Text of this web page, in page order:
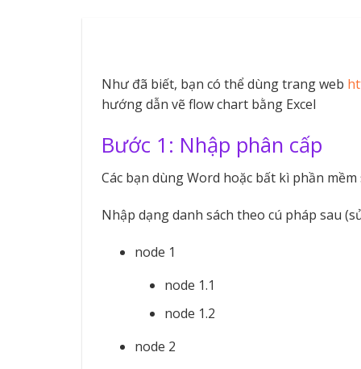
Như đã biết, bạn có thể dùng trang web
hướng dẫn vẽ flow chart bằng Excel
Bước 1: Nhập phân cấp
Các bạn dùng Word hoặc bất kì phần
Nhập dạng danh sách theo cú pháp sau
node 1
node 1.1
node 1.2
node 2